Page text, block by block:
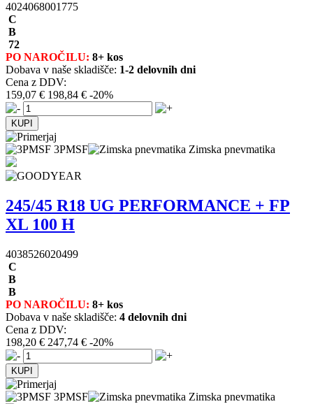
4024068001775
C
B
72
PO NAROČILU: 8+ kos
Dobava v naše skladišče: 1-2 delovnih dni
Cena z DDV:
159,07 € 198,84 € -20%
3PMSF Zimska pnevmatika
245/45 R18 UG PERFORMANCE + FP
XL 100 H
4038526020499
C
B
B
PO NAROČILU: 8+ kos
Dobava v naše skladišče: 4 delovnih dni
Cena z DDV:
198,20 € 247,74 € -20%
3PMSF Zimska pnevmatika